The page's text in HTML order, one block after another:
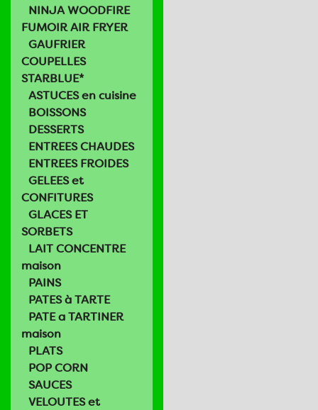
NINJA WOODFIRE
FUMOIR AIR FRYER
GAUFRIER
COUPELLES
STARBLUE*
ASTUCES en cuisine
BOISSONS
DESSERTS
ENTREES CHAUDES
ENTREES FROIDES
GELEES et
CONFITURES
GLACES ET
SORBETS
LAIT CONCENTRE
maison
PAINS
PATES à TARTE
PATE a TARTINER
maison
PLATS
POP CORN
SAUCES
VELOUTES et